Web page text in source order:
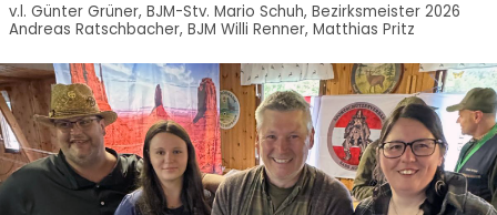
v.l. Günter Grüner, BJM-Stv. Mario Schuh, Bezirksmeister 2026
Andreas Ratschbacher, BJM Willi Renner, Matthias Pritz